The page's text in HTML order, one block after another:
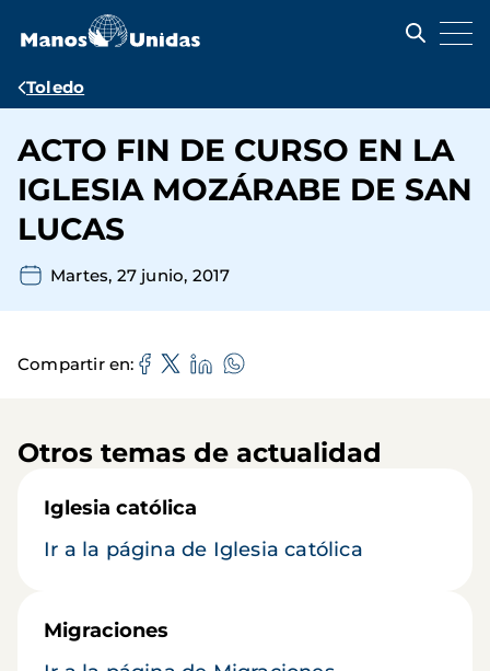
contenido
Ruta
navegación
Toledo
ACTO FIN DE CURSO EN LA
IGLESIA MOZÁRABE DE SAN
LUCAS
Martes, 27 junio, 2017
Compartir en
Otros temas de actualidad
Iglesia católica
Ir a la página de Iglesia católica
Migraciones